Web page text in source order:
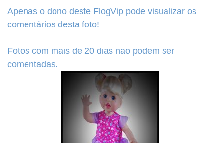
Apenas o dono deste FlogVip pode visualizar os
comentários desta foto!
Fotos com mais de 20 dias nao podem ser
comentadas.